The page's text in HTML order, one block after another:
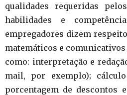
qualidades requeridas
habilidades e
empregadores dizem
matemáticos e
como: interpretação e
mail, por exemplo);
porcentagem de descontos